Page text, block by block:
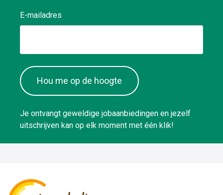
E-mailadres
Hou me op de hoogte
Je ontvangt geweldige jobaanbiedingen en jezelf
uitschrijven kan op elk moment met één klik!